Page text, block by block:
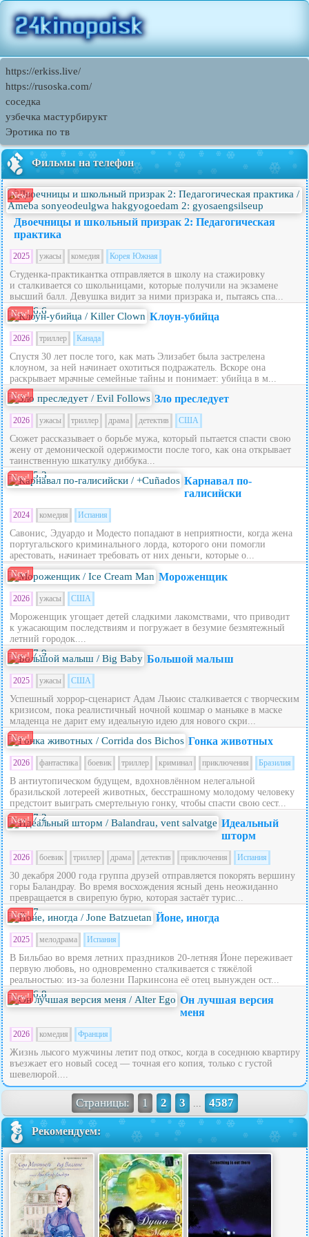
https://erkiss.live/
https://rusoska.com/
соседка
узбечка мастурбирукт
Эротика по тв
Фильмы на телефон
New!
Двоечницы и школьный призрак 2: Педагогическая
практика
2025 ужасы комедия Корея Южная
Студенка-практикантка отправляется в школу на стажировку
и сталкивается со школьницами, которые получили на экзамене
высший балл. Девушка видит за ними призрака и, пытаясь спа...
New! 6.6 Клоун-убийца
2026 триллер Канада
Спустя 30 лет после того, как мать Элизабет была застрелена
клоуном, за ней начинает охотиться подражатель. Вскоре она
раскрывает мрачные семейные тайны и понимает: убийца в м...
New! Зло преследует
2026 ужасы триллер драма детектив США
Сюжет рассказывает о борьбе мужа, который пытается спасти свою
жену от демонической одержимости после того, как она открывает
таинственную шкатулку диббука...
New! 5.3
Карнавал по-
галисийски
2024 комедия Испания
Савонис, Эдуардо и Модесто попадают в неприятности, когда жена
португальского криминального лорда, которого они помогли
арестовать, начинает требовать от них деньги, которые о...
New! Мороженщик
2026 ужасы США
Мороженщик угощает детей сладкими лакомствами, что приводит
к ужасающим последствиям и погружает в безумие безмятежный
летний городок....
New! 7.9 Большой малыш
2025 ужасы США
Успешный хоррор-сценарист Адам Льюис сталкивается с творческим
кризисом, пока реалистичный ночной кошмар о маньяке в маске
младенца не дарит ему идеальную идею для нового скри...
New! Гонка животных
2026 фантастика боевик триллер криминал приключения Бразилия
В антиутопическом будущем, вдохновлённом нелегальной
бразильской лотереей животных, бесстрашному молодому человеку
предстоит выиграть смертельную гонку, чтобы спасти свою сест...
New! 7.2
Идеальный
шторм
2026 боевик триллер драма детектив приключения Испания
30 декабря 2000 года группа друзей отправляется покорять вершину
горы Баландрау. Во время восхождения ясный день неожиданно
превращается в свирепую бурю, которая застаёт турис...
New! 7 Йоне, иногда
2025 мелодрама Испания
В Бильбао во время летних праздников 20‑летняя Йоне переживает
первую любовь, но одновременно сталкивается с тяжёлой
реальностью: из‑за болезни Паркинсона её отец вынужден ост...
New! 6.8
Он лучшая версия
меня
2026 комедия Франция
Жизнь лысого мужчины летит под откос, когда в соседнюю квартиру
въезжает его новый сосед — точная его копия, только с густой
шевелюрой....
Страницы: 1 2 3 ... 4587
Рекомендуем: